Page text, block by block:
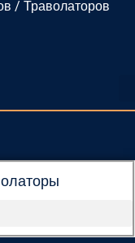
/ Траволаторов